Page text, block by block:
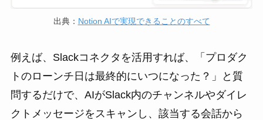
出典： Notion AIで実現できることのすべて
例えば、Slackコネクタを活用すれば、「プロダク
トのローンチ日は最終的にいつになった？」と質
問するだけで、AIがSlack内のチャンネルやダイレ
クトメッセージをスキャンし、該当する会話から